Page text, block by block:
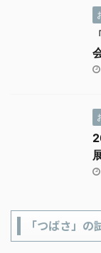
「つばさ」